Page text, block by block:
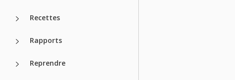
Recettes
Rapports
Reprendre